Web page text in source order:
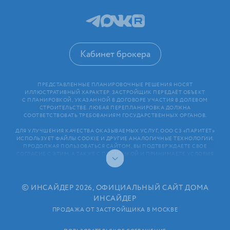
Кабинет брокера
ПРЕДСТАВЛЕННЫЕ ПЛАНИРОВОЧНЫЕ РЕШЕНИЯ НОСЯТ
ИЛЛЮСТРАТИВНЫЙ ХАРАКТЕР. ЗАСТРОЙЩИК ПЕРЕДАЁТ ОБЪЕКТ
С ПЛАНИРОВКОЙ, УКАЗАННОЙ В ДОГОВОРЕ УЧАСТИЯ В ДОЛЕВОМ
СТРОИТЕЛЬСТВЕ. ЛЮБАЯ ПЕРЕПЛАНИРОВКА ДОЛЖНА
СООТВЕТСТВОВАТЬ ТРЕБОВАНИЯМ ГОСУДАРСТВЕННЫХ ОРГАНОВ.
ДЛЯ УЛУЧШЕНИЯ КАЧЕСТВА ОКАЗЫВАЕМЫХ УСЛУГ, ООО СЗ «ПАРИТЕТ»
ИСПОЛЬЗУЕТ ФАЙЛЫ COOKIE И ДРУГИЕ АНАЛОГИЧНЫЕ ТЕХНОЛОГИИ.
ПРОДОЛЖАЯ ПОЛЬЗОВАТЬСЯ САЙТОМ, ВЫ ПОДТВЕРЖДАЕТЕ СВОЕ
СОГЛАСИЕ С ЭТИМ, А ТАКЖЕ С ПОЛИТИКОЙ И ПРИНИМАЕТЕ УСЛОВИЯ
ПОЛЬЗОВАТЕЛЬСКОГО СОГЛАШЕНИЯ. ЛЮБАЯ ИНФОРМАЦИЯ,
ПРЕДСТАВЛЕННАЯ НА САЙТЕ, НОСИТ ИНФОРМАЦИОННЫЙ ХАРАКТЕР
ЗАСТРОЙЩИКОМ (В ТОМ ЧИСЛЕ РАЗМЕЩЕНИЕ ПРОЕКТНЫХ
ДЕКЛАРАЦИЙ И ИНЫХ ОБЯЗАТЕЛЬНЫХ ДОКУМЕНТОВ)
В СООТВЕТСТВИИ СО СТАТЬЕЙ 3.1. ФЕДЕРАЛЬНОГО ЗАКОНА
ОТ 30.12.2004 N 214⁠-⁠ФЗ «ОБ УЧАСТИИ В ДОЛЕВОМ СТРОИТЕЛЬСТВЕ
© ИНСАЙДЕР 2026, ОФИЦИАЛЬНЫЙ САЙТ ДОМА
ИНСАЙДЕР
ПРОДАЖА ОТ ЗАСТРОЙЩИКА В МОСКВЕ